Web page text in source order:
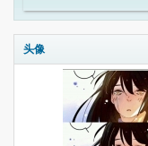
头像